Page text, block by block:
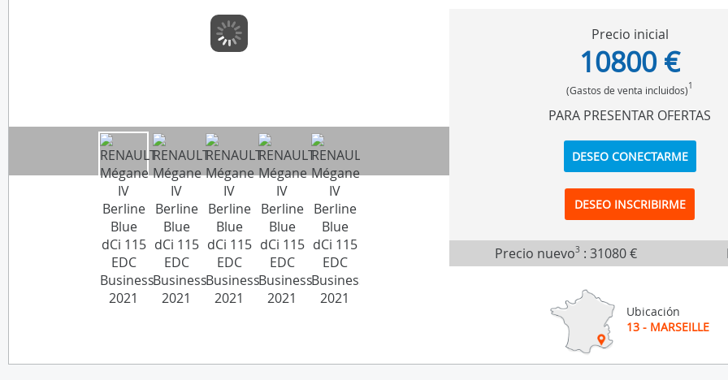
Precio inicial
10800 €
(Gastos de venta incluidos)1
PARA PRESENTAR OFERTAS
DESEO CONECTARME
DESEO INSCRIBIRME
Precio nuevo3 :31080 €
Ubicación
13 - MARSEILLE